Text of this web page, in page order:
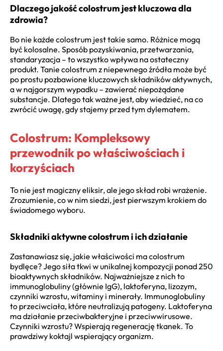
Dlaczego jakość colostrum jest kluczowa dla
zdrowia?
Bo nie każde colostrum jest takie samo. Różnice mogą
być kolosalne. Sposób pozyskiwania, przetwarzania,
standaryzacja – to wszystko wpływa na ostateczny
produkt. Tanie colostrum z niepewnego źródła może być
po prostu pozbawione kluczowych składników aktywnych,
a w najgorszym wypadku – zawierać niepożądane
substancje. Dlatego tak ważne jest, aby wiedzieć, na co
zwrócić uwagę, gdy stajemy przed tym dylematem.
Colostrum: Kompleksowy
przewodnik po właściwościach i
korzyściach
To nie jest magiczny eliksir, ale jego skład robi wrażenie.
Zrozumienie, co w nim siedzi, jest pierwszym krokiem do
świadomego wyboru.
Składniki aktywne colostrum i ich działanie
Zastanawiasz się, jakie właściwości ma colostrum
bydlęce? Jego siła tkwi w unikalnej kompozycji ponad 250
bioaktywnych składników. Najważniejsze z nich to
immunoglobuliny (głównie IgG), laktoferyna, lizozym,
czynniki wzrostu, witaminy i minerały. Immunoglobuliny
to przeciwciała, które neutralizują patogeny. Laktoferyna
ma działanie przeciwbakteryjne i przeciwwirusowe.
Czynniki wzrostu? Wspierają regenerację tkanek. To
prawdziwy koktajl wspierający organizm.